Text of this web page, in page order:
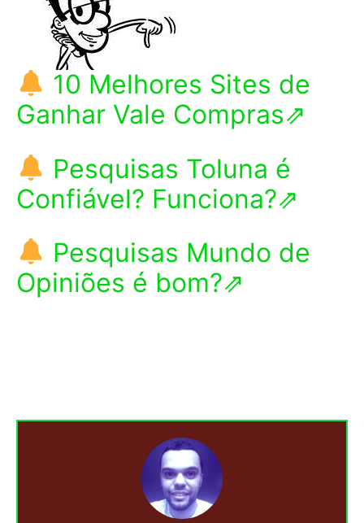
10 Melhores Sites de
Ganhar Vale Compras⇗
Pesquisas Toluna é
Confiável? Funciona?⇗
Pesquisas Mundo de
Opiniões é bom?⇗